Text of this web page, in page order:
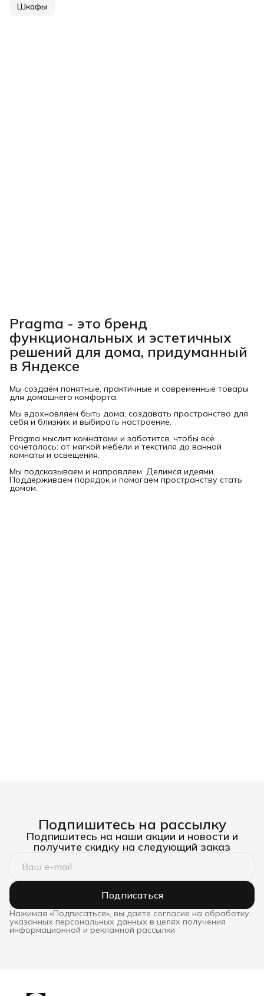
Шкафы
Pragma - это бренд
функциональных и эстетичных
решений для дома, придуманный
в Яндексе
Мы создаём понятные, практичные и современные товары
для домашнего комфорта.
Мы вдохновляем быть дома, создавать пространство для
себя и близких и выбирать настроение.
Pragma мыслит комнатами и заботится, чтобы всё
сочеталось: от мягкой мебели и текстиля до ванной
комнаты и освещения.
Мы подсказываем и направляем. Делимся идеями.
Поддерживаем порядок и помогаем пространству стать
домом.
Подпишитесь на рассылку
Подпишитесь на наши акции и новости и
получите скидку на следующий заказ
Подписаться
Нажимая «Подписаться», вы даете согласие на обработку
указанных персональных данных в целях получения
информационной и рекламной рассылки